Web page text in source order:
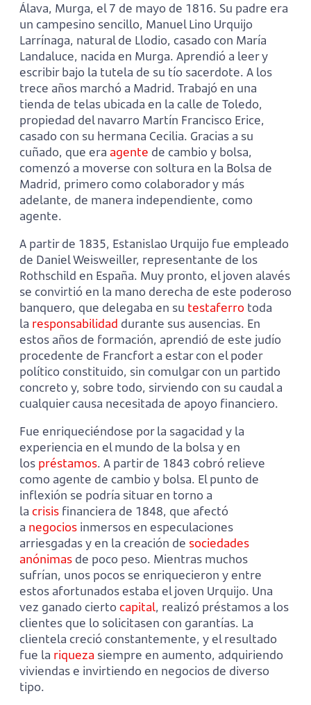
Álava, Murga, el 7 de mayo de 1816. Su padre era
un campesino sencillo, Manuel Lino Urquijo
Larrínaga, natural de Llodio, casado con María
Landaluce, nacida en Murga. Aprendió a leer y
escribir bajo la tutela de su tío sacerdote. A los
trece años marchó a Madrid. Trabajó en una
tienda de telas ubicada en la calle de Toledo,
propiedad del navarro Martín Francisco Erice,
casado con su hermana Cecilia. Gracias a su
cuñado, que era agente de cambio y bolsa,
comenzó a moverse con soltura en la Bolsa de
Madrid, primero como colaborador y más
adelante, de manera independiente, como
agente.
A partir de 1835, Estanislao Urquijo fue empleado
de Daniel Weisweiller, representante de los
Rothschild en España. Muy pronto, el joven alavés
se convirtió en la mano derecha de este poderoso
banquero, que delegaba en su testaferro toda
la responsabilidad durante sus ausencias. En
estos años de formación, aprendió de este judío
procedente de Francfort a estar con el poder
político constituido, sin comulgar con un partido
concreto y, sobre todo, sirviendo con su caudal a
cualquier causa necesitada de apoyo financiero.
Fue enriqueciéndose por la sagacidad y la
experiencia en el mundo de la bolsa y en
los préstamos. A partir de 1843 cobró relieve
como agente de cambio y bolsa. El punto de
inflexión se podría situar en torno a
la crisis financiera de 1848, que afectó
a negocios inmersos en especulaciones
arriesgadas y en la creación de sociedades
anónimas de poco peso. Mientras muchos
sufrían, unos pocos se enriquecieron y entre
estos afortunados estaba el joven Urquijo. Una
vez ganado cierto capital, realizó préstamos a los
clientes que lo solicitasen con garantías. La
clientela creció constantemente, y el resultado
fue la riqueza siempre en aumento, adquiriendo
viviendas e invirtiendo en negocios de diverso
tipo.